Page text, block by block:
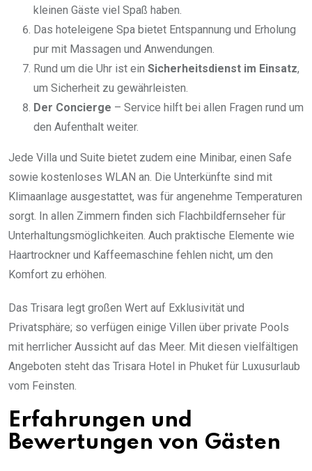
kleinen Gäste viel Spaß haben.
Das hoteleigene Spa bietet Entspannung und Erholung
pur mit Massagen und Anwendungen.
Rund um die Uhr ist ein Sicherheitsdienst im Einsatz,
um Sicherheit zu gewährleisten.
Der Concierge – Service hilft bei allen Fragen rund um
den Aufenthalt weiter.
Jede Villa und Suite bietet zudem eine Minibar, einen Safe
sowie kostenloses WLAN an. Die Unterkünfte sind mit
Klimaanlage ausgestattet, was für angenehme Temperaturen
sorgt. In allen Zimmern finden sich Flachbildfernseher für
Unterhaltungsmöglichkeiten. Auch praktische Elemente wie
Haartrockner und Kaffeemaschine fehlen nicht, um den
Komfort zu erhöhen.
Das Trisara legt großen Wert auf Exklusivität und
Privatsphäre; so verfügen einige Villen über private Pools
mit herrlicher Aussicht auf das Meer. Mit diesen vielfältigen
Angeboten steht das Trisara Hotel in Phuket für Luxusurlaub
vom Feinsten.
Erfahrungen und
Bewertungen von Gästen